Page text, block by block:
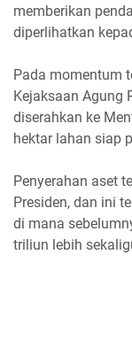
memberikan
diperlihatkan
Pada momentum
Kejaksaan Agung
diserahkan ke
hektar lahan siap
Penyerahan aset
Presiden, dan ini
di mana
triliun lebih